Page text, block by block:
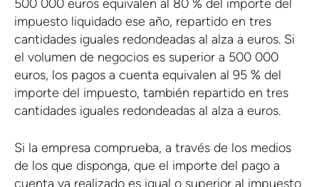
500 000 euros equivalen al 80 % del importe del
impuesto liquidado ese año, repartido en tres
cantidades iguales redondeadas al alza a euros. Si
el volumen de negocios es superior a 500 000
euros, los pagos a cuenta equivalen al 95 % del
importe del impuesto, también repartido en tres
cantidades iguales redondeadas al alza a euros.
Si la empresa comprueba, a través de los medios
de los que disponga, que el importe del pago a
cuenta ya realizado es igual o superior al impuesto